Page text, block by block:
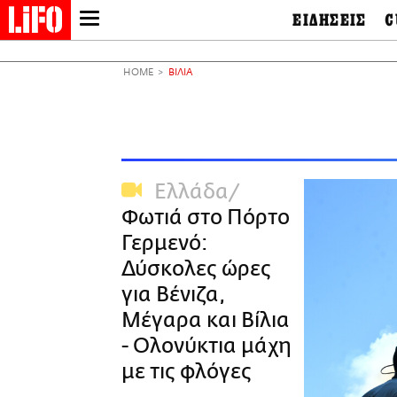
NEWSLETTER
ΑΜΠΑ
PRINT
ΕΙΔΗΣΕΙΣ
&
HOME ΒΙΛΙΑ
Ελλάδα
Φωτιά στο Πόρτο
Γερμενό:
Δύσκολες ώρες
για Βένιζα,
Μέγαρα και Βίλια
- Ολονύκτια μάχη
με τις φλόγες